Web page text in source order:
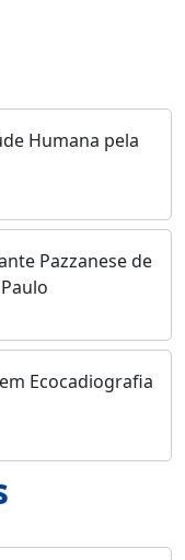
Humana pela
Pazzanese de
Ecocadiografia